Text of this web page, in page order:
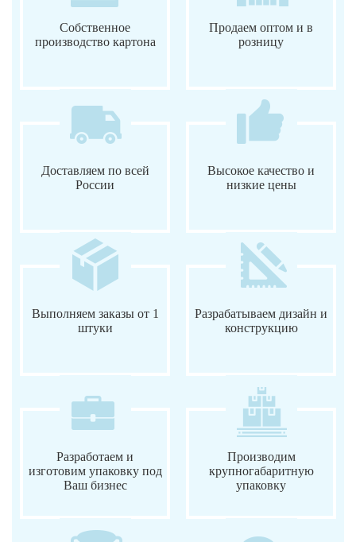
Собственное
производство картона
Продаем оптом и в
розницу
Доставляем по всей
России
Высокое качество и
низкие цены
Выполняем заказы от 1
штуки
Разрабатываем дизайн и
конструкцию
Разработаем и
изготовим упаковку под
Ваш бизнес
Производим
крупногабаритную
упаковку